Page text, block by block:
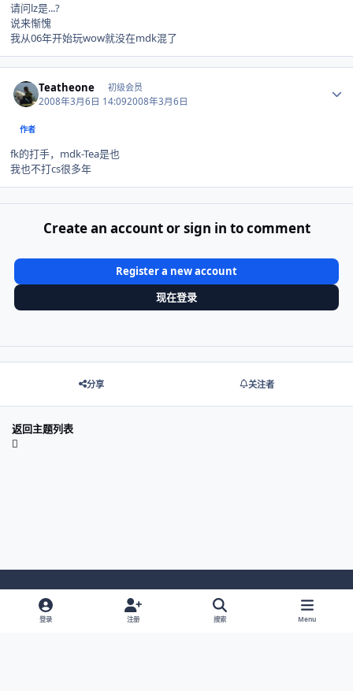
请问lz是...?
说来惭愧
我从06年开始玩wow就没在mdk混了
Teatheone 初级会员
2008年3月6日 14:092008年3月6日
作者
fk的打手，mdk-Tea是也
我也不打cs很多年
Create an account or sign in to comment
Register a new account
现在登录
分享 关注者
返回主题列表
Light ModeDark ModeSystem Preference
登录 注册 搜索 Menu